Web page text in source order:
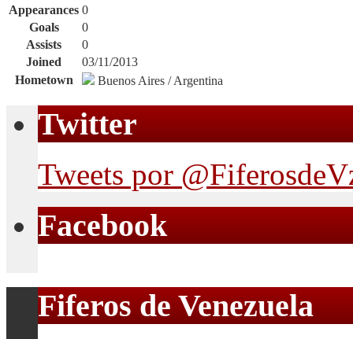
Appearances 0
Goals
0
Assists
0
Joined
03/11/2013
Hometown
Buenos Aires / Argentina
Twitter
Tweets por
Facebook
Fiferos de Venezuela